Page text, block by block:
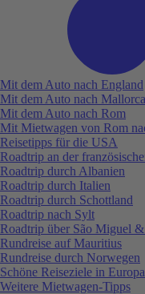
Mit dem Auto nach England
Mit dem Auto nach Mallorca
Mit dem Auto nach Rom
Mit Mietwagen von Rom
Reisetipps für die USA
Roadtrip an der
Roadtrip durch Albanien
Roadtrip durch Italien
Roadtrip durch Schottland
Roadtrip nach Sylt
Roadtrip über São Miguel
Rundreise auf Mauritius
Rundreise durch Norwegen
Schöne Reiseziele in
Weitere Mietwagen-Tipps